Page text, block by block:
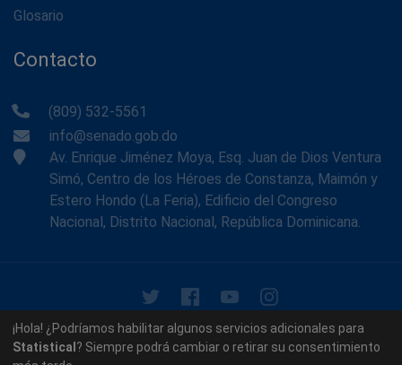
Glosario
Contacto
(809) 532-5561
info@senado.gob.do
Av. Enrique Jiménez Moya, Esq. Juan de Dios Ventura
Simó, Centro de los Héroes de Constanza, Maimón y
Estero Hondo (La Feria), Edificio del Congreso
Nacional, Distrito Nacional, República Dominicana.
© 2026 - Memoria Histórica del Senado de la República
Dominicana. Todos los derechos reservados.
¡Hola! ¿Podríamos habilitar algunos servicios adicionales para
Statistical ? Siempre podrá cambiar o retirar su consentimiento